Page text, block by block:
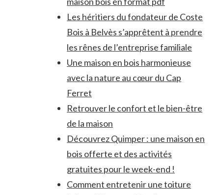
Les héritiers du fondateur de Coste
Bois à Belvès s’apprêtent à prendre
les rênes de l’entreprise familiale
Une maison en bois harmonieuse
avec la nature au cœur du Cap
Ferret
Retrouver le confort et le bien-être
de la maison
Découvrez Quimper : une maison en
bois offerte et des activités
gratuites pour le week-end !
Comment entretenir une toiture